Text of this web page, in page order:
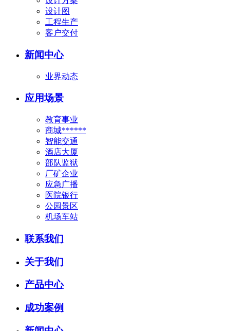
设计图
工程生产
客户交付
新闻中心
业界动态
应用场景
教育事业
商城******
智能交通
酒店大厦
部队监狱
厂矿企业
应急广播
医院银行
公园景区
机场车站
联系我们
关于我们
产品中心
成功案例